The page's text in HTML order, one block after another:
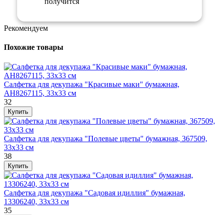
Рекомендуем
Похожие товары
Салфетка для декупажа "Красивые маки" бумажная,
AH8267115, 33х33 см
32
Салфетка для декупажа "Полевые цветы" бумажная, 367509,
33х33 см
38
Салфетка для декупажа "Садовая идиллия" бумажная,
13306240, 33х33 см
35